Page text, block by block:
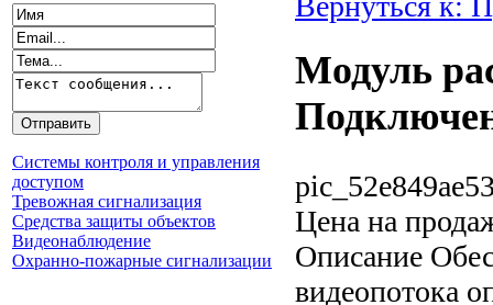
Системы контроля и управления
доступом
Тревожная сигнализация
Средства защиты объектов
Видеонаблюдение
Охранно-пожарные сигнализации
Модуль
Цена на
Описание
видеопотока